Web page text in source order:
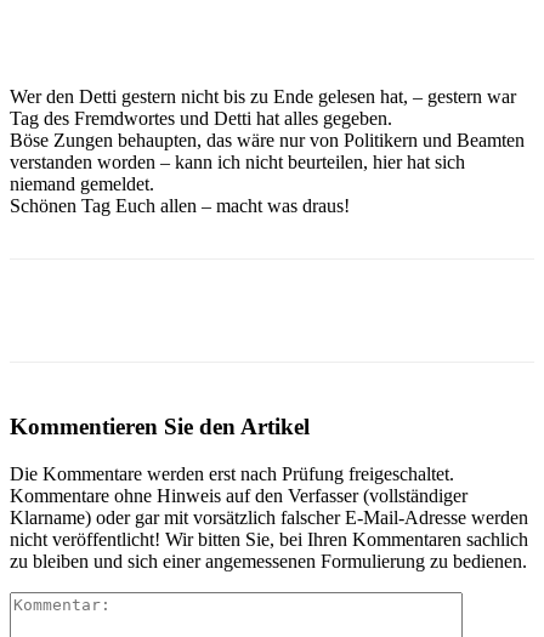
Wer den Detti gestern nicht bis zu Ende gelesen hat, – gestern war
Tag des Fremdwortes und Detti hat alles gegeben.
Böse Zungen behaupten, das wäre nur von Politikern und Beamten
verstanden worden – kann ich nicht beurteilen, hier hat sich
niemand gemeldet.
Schönen Tag Euch allen – macht was draus!
Kommentieren Sie den Artikel
Die Kommentare werden erst nach Prüfung freigeschaltet.
Kommentare ohne Hinweis auf den Verfasser (vollständiger
Klarname) oder gar mit vorsätzlich falscher E-Mail-Adresse werden
nicht veröffentlicht! Wir bitten Sie, bei Ihren Kommentaren sachlich
zu bleiben und sich einer angemessenen Formulierung zu bedienen.